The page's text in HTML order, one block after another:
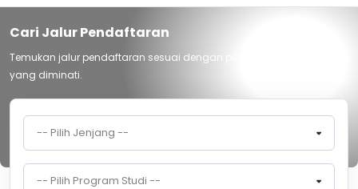
Cari Jalur Pendaftaran
Temukan jalur pendaftaran sesuai dengan pilihan program studi
yang diminati.
-- Pilih Jenjang --
-- Pilih Program Studi --